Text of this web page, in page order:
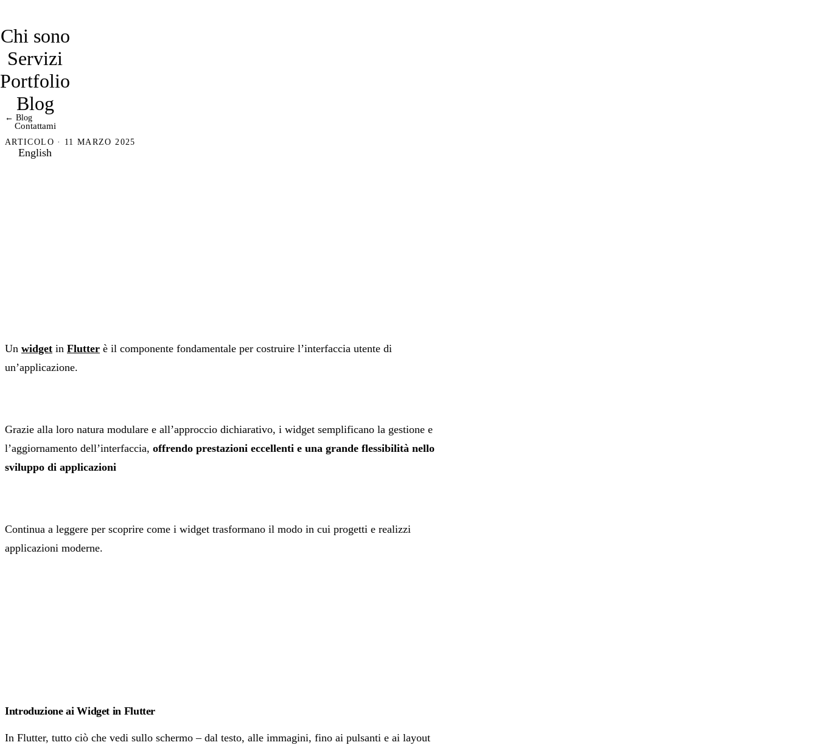
Chi sono
Servizi
Portfolio
Blog
Contattami
English
← Blog
ARTICOLO · 11 MARZO 2025
Un widget in Flutter è il componente fondamentale per costruire l’interfaccia utente di
un’applicazione.
Grazie alla loro natura modulare e all’approccio dichiarativo, i widget semplificano la gestione e
l’aggiornamento dell’interfaccia, offrendo prestazioni eccellenti e una grande flessibilità nello
sviluppo di applicazioni
Continua a leggere per scoprire come i widget trasformano il modo in cui progetti e realizzi
applicazioni moderne.
Introduzione ai Widget in Flutter
In Flutter, tutto ciò che vedi sullo schermo – dal testo, alle immagini, fino ai pulsanti e ai layout